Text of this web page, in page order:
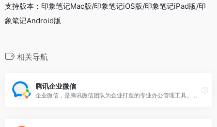
支持版本：印象笔记Mac版/印象笔记iOS版/印象笔记iPad版/印
象笔记Android版
相关导航
腾讯企业微信
企业微信，是腾讯微信团队为企业打造的专业办公管理工具。与微信一致的沟通体验，全方位连接微信，文档、会议、邮件、日程、微盘等效率工具，丰富免费的OA应用，为零售、教育